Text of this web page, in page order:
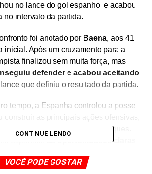
no lance do gol espanhol e acabou
no intervalo da partida.
foi anotado por Baena, aos 41
inicial. Após um cruzamento para a
finalizou sem muita força, mas
defender e acabou aceitando
que definiu o resultado da partida.
tempo, a Espanha controlou a posse
tentou explorar os contra-ataques.
espanhol,as oportunidades claras
para o placar.
CONTINUE LENDO
VOCÊ PODE GOSTAR